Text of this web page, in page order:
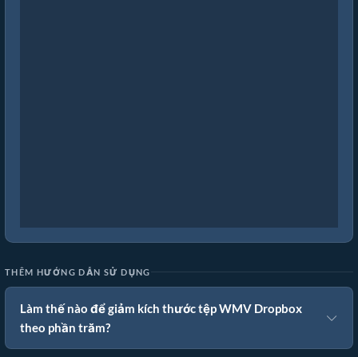
THÊM HƯỚNG DẪN SỬ DỤNG
Làm thế nào để giảm kích thước tệp WMV Dropbox
theo phần trăm?